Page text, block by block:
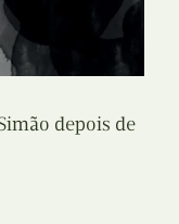
depois de